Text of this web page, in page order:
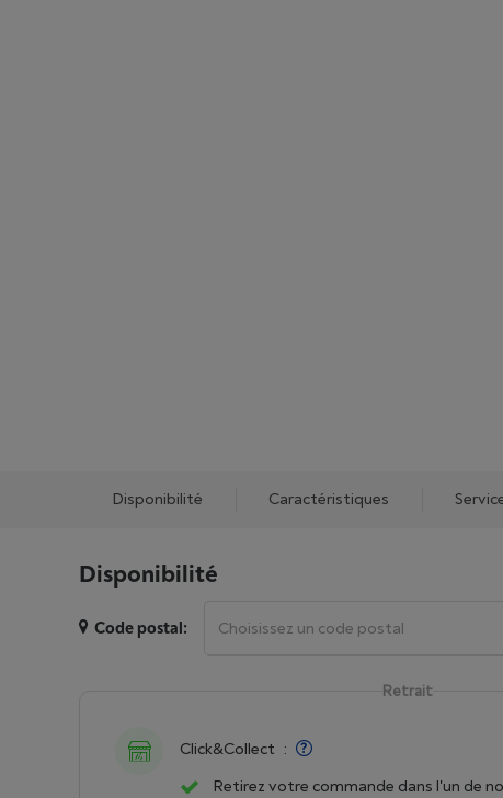
Disponibilité Caractéristiques
Disponibilité
Code postal:
Retrait
Click&Collect :
Retirez votre commande dans l'un de